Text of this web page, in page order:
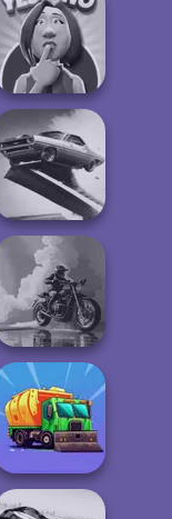
Offroad Moto
Mania
Yes or No
Challenge
Agame: Stunt
Cars
3D Moto
Simulator 2